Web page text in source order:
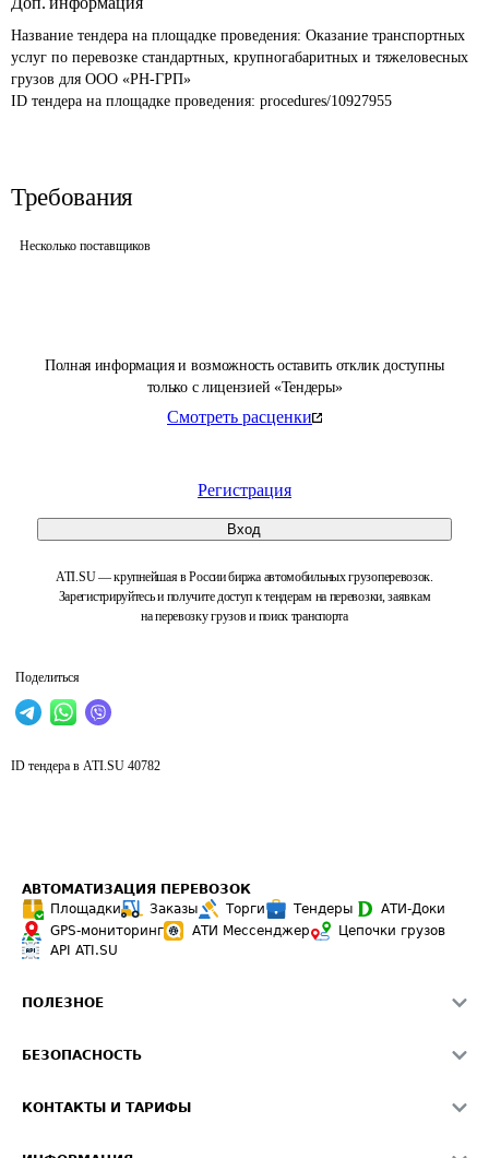
Полная информация и возможность оставить отклик доступны
только с лицензией «Тендеры»
Смотреть расценки
Регистрация
Вход
ATI.SU — крупнейшая в России биржа автомобильных грузоперевозок.
Зарегистрируйтесь и получите доступ к тендерам на перевозки, заявкам
на перевозку грузов и поиск транспорта
Поделиться
Название тендера на площадке проведения: Оказание транспортных
услуг по перевозке стандартных, крупногабаритных и тяжеловесных
грузов для ООО «РН-ГРП»
ID тендера на площадке проведения: procedures/10927955
Требования
Несколько поставщиков
ID тендера в ATI.SU 40782
АВТОМАТИЗАЦИЯ ПЕРЕВОЗОК
Площадки
Заказы Торги Тендеры
АТИ-Доки
GPS-мониторинг
АТИ Мессенджер
Цепочки грузов
API ATI.SU
ПОЛЕЗНОЕ
Звезды ATI.SU на вашем сайте
БЕЗОПАСНОСТЬ
Светофор+
КОНТАКТЫ И ТАРИФЫ